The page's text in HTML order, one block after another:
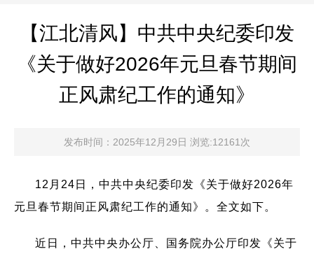
【江北清风】中共中央纪委印发
《关于做好2026年元旦春节期间
正风肃纪工作的通知》
发布时间：2025年12月29日 浏览:12161次
12月24日，中共中央纪委印发《关于做好2026年
元旦春节期间正风肃纪工作的通知》。全文如下。
近日，中共中央办公厅、国务院办公厅印发《关于